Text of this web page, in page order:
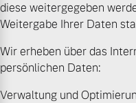
diese weitergegeben
Weitergabe Ihrer Daten
Wir erheben über das
persönlichen Daten:
Verwaltung und